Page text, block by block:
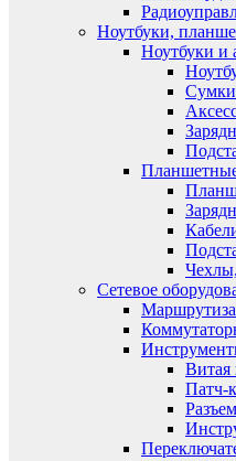
Ноутбуки,
Ноутбуки и
Сумки
Сетевое
Витая
Патч-